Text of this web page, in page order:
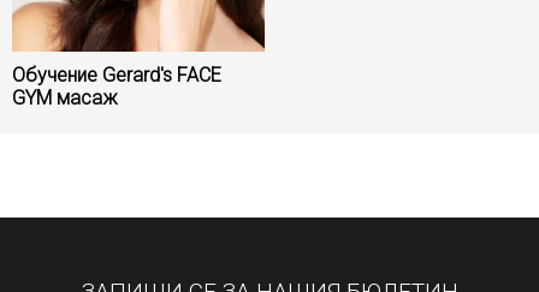
Обучение Gerard's FACE
GYM масаж